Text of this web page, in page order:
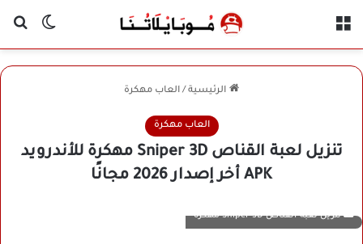
الوضع
الرئيسية / العاب مهكرة
العاب مهكرة
تنزيل لعبة القناص Sniper 3D مهكرة للأندرويد
APK أخر إصدار 2026 مجانًا
تنزيل لعبة القناص Sniper 3D مهكرة